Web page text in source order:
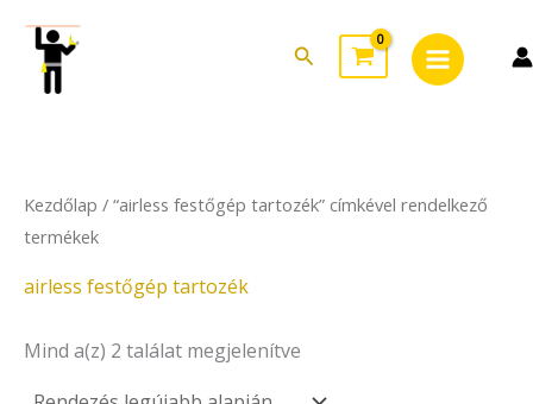
content
Search
Menu
Kezdőlap / “airless festőgép tartozék” címkével rendelkező
termékek
airless festőgép tartozék
Mind a(z) 2 találat megjelenítve
latest